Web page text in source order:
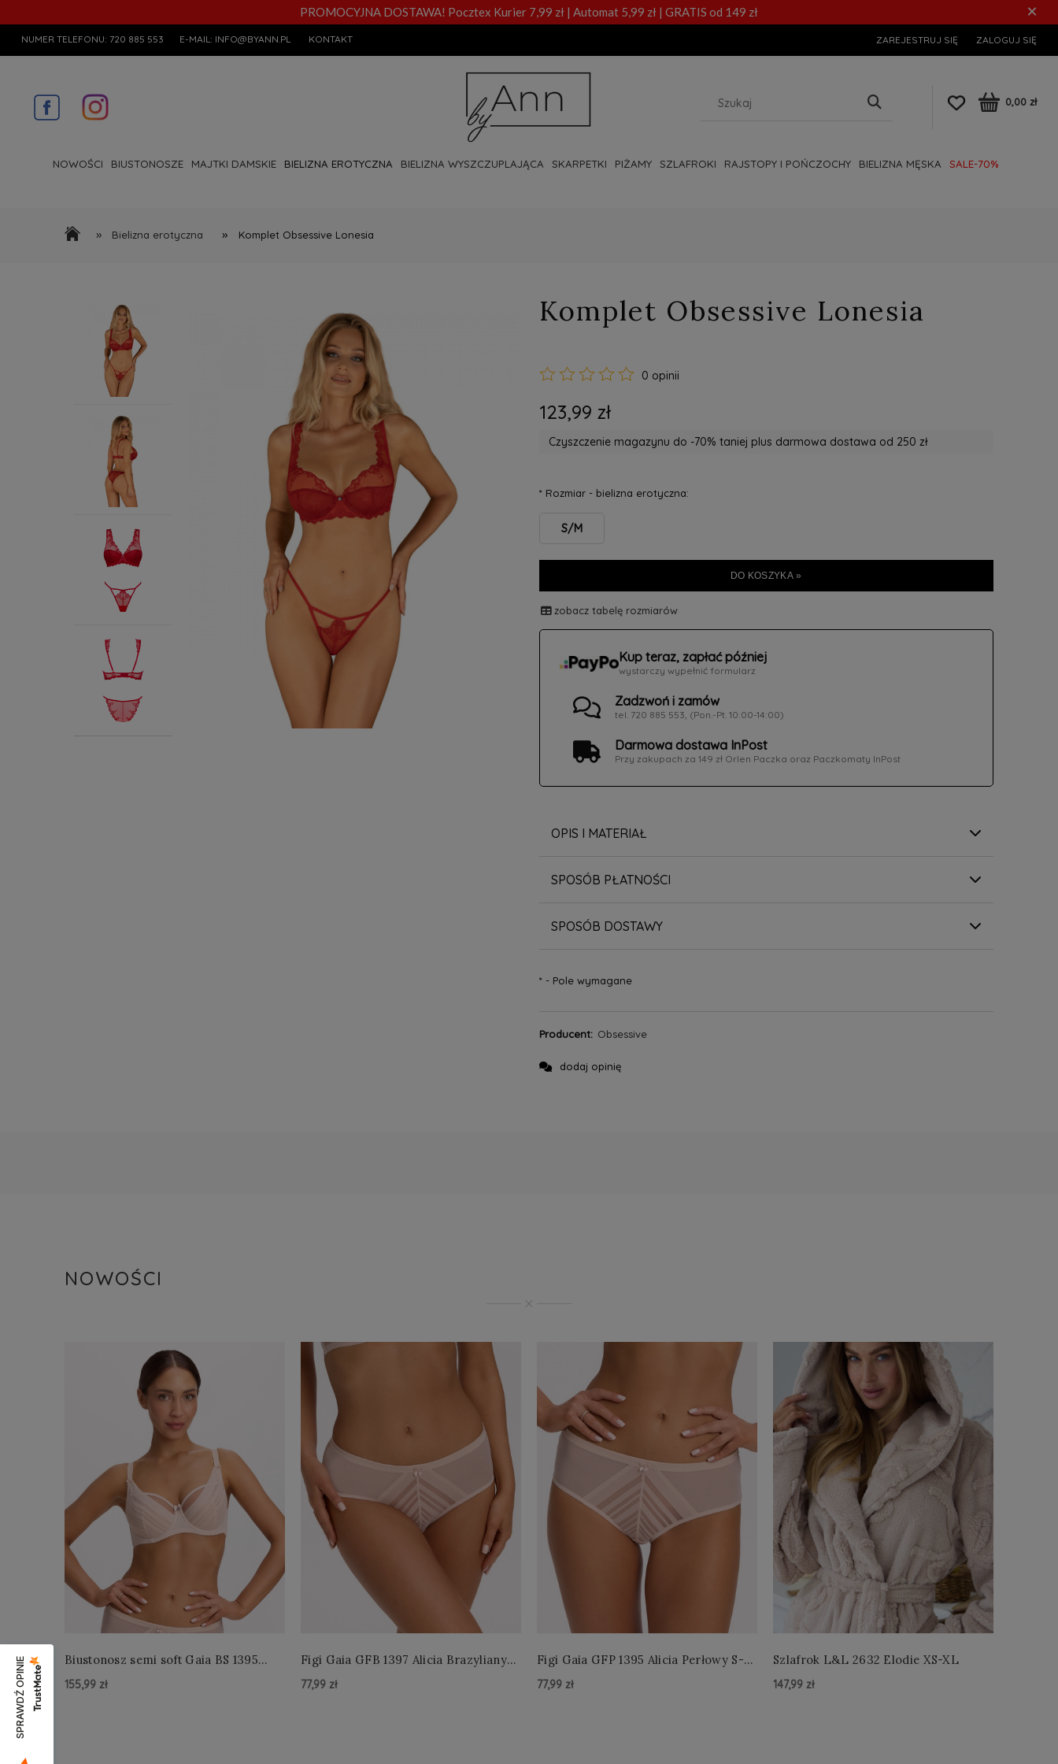
PROMOCYJNA DOSTAWA! Pocztex Kurier 7,99 zł | Automat 5,99 zł | GRATIS od 149 zł ×
NUMER TELEFONU: 720 885 553 E-MAIL: INFO@BYANN.PL KONTAKT ZAREJESTRUJ SIĘ ZALOGUJ SIĘ
0,00 zł
NOWOŚCI BIUSTONOSZE MAJTKI DAMSKIE BIELIZNA EROTYCZNA BIELIZNA WYSZCZUPLAJĄCA SKARPETKI PIŻAMY SZLAFROKI RAJSTOPY I POŃCZOCHY BIELIZNA MĘSKA SALE-70%
» Bielizna erotyczna » Komplet Obsessive Lonesia
Komplet Obsessive Lonesia
0 opinii
123,99 zł
Czyszczenie magazynu do -70% taniej plus darmowa dostawa od 250 zł
*Rozmiar - bielizna erotyczna:
S/M
DO KOSZYKA »
zobacz tabelę rozmiarów
Kup teraz, zapłać później
wystarczy wypełnić formularz
Zadzwoń i zamów
tel. 720 885 553, (Pon.-Pt. 10:00-14:00)
Darmowa dostawa InPost
Przy zakupach za 149 zł Orlen Paczka oraz Paczkomaty InPost
OPIS I MATERIAŁ
SPOSÓB PŁATNOŚCI
SPOSÓB DOSTAWY
*- Pole wymagane
Producent: Obsessive
dodaj opinię
NOWOŚCI
Biustonosz semi soft Gaia BS 1395
155,99 zł
Figi Gaia GFB 1397 Alicia Brazyliany
77,99 zł
Figi Gaia GFP 1395 Alicia Perłowy S-
77,99 zł
Szlafrok L&L 2632 Elodie XS-XL
147,99 zł
SPRAWDŹ OPINIE